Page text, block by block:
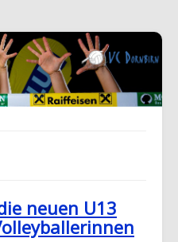
neuen U13